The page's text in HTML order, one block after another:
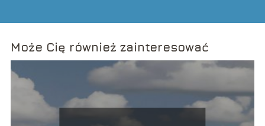
Może Cię również zainteresować